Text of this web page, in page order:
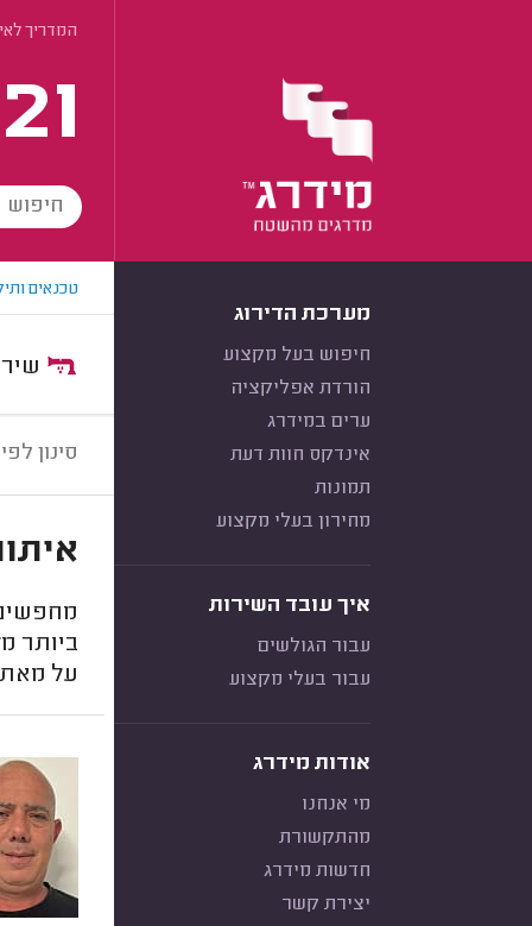
המדריך
מערכת הדירוג
חיפוש בעל מקצוע
הורדת אפליקציה
ערים במידרג
אינדקס חוות דעת
תמונות
מחירון בעלי מקצוע
איך עובד השירות
עבור הגולשים
עבור בעלי מקצוע
אודות מידרג
מי אנחנו
מהתקשורת
חדשות מידרג
יצירת קשר
טכנאים
סינון
ביותר
על